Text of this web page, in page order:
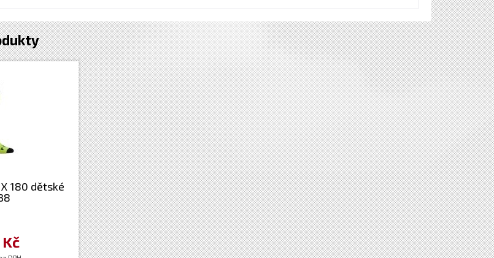
180 dětské